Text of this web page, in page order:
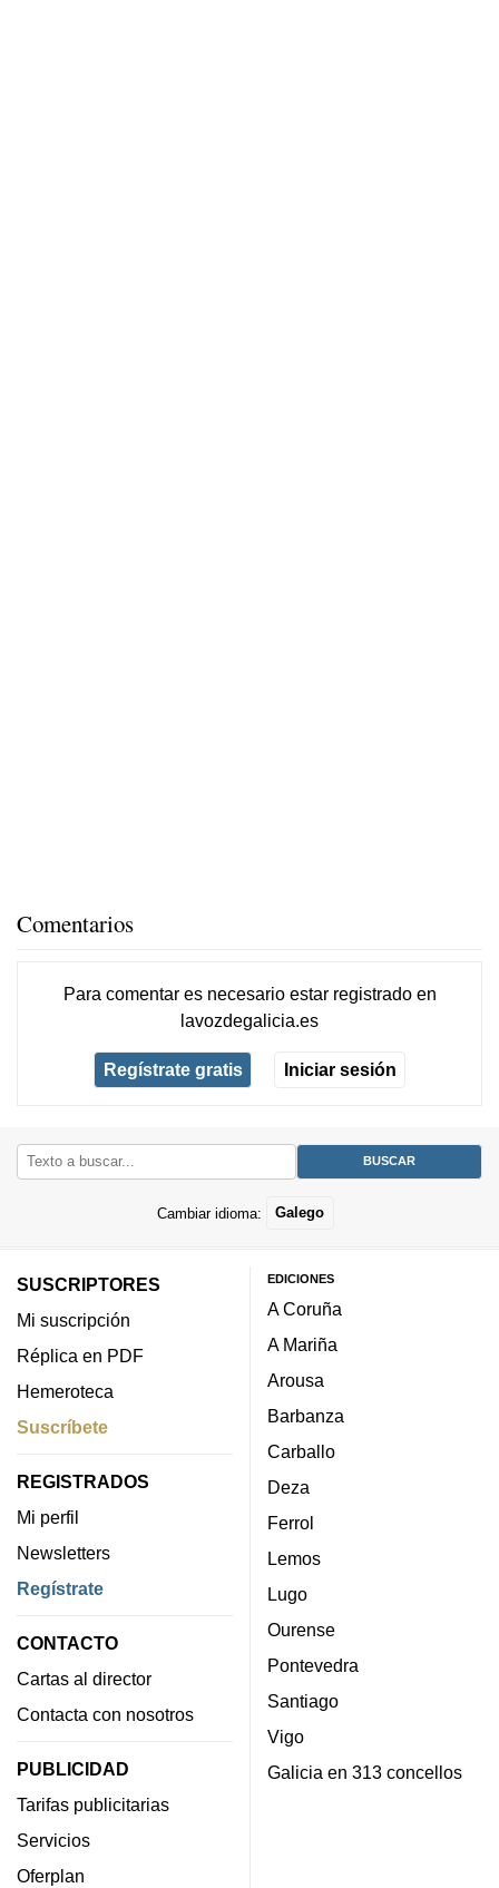
Comentarios
Para comentar es necesario estar registradoen
lavozdegalicia.es
Regístrate gratis Iniciar sesión
Cambiar idioma: Galego
SUSCRIPTORES
Mi suscripción
Réplica en PDF
Hemeroteca
Suscríbete
REGISTRADOS
Mi perfil
Newsletters
Regístrate
CONTACTO
Cartas al director
Contacta con nosotros
PUBLICIDAD
Tarifas publicitarias
Servicios
Oferplan
EDICIONES
A Coruña
A Mariña
Arousa
Barbanza
Carballo
Deza
Ferrol
Lemos
Lugo
Ourense
Pontevedra
Santiago
Vigo
Galicia en 313 concellos